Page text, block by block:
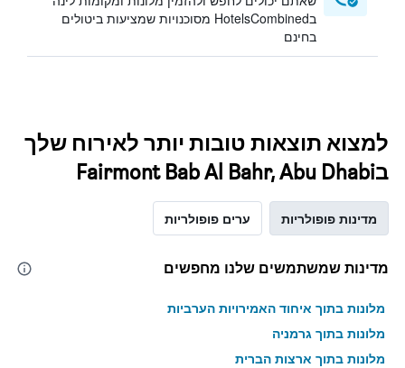
בHotelsCombined מסוכנויות שמציעות ביטולים
בחינם
למצוא תוצאות טובות יותר לאירוח שלך
בFairmont Bab Al Bahr, Abu Dhabi
מדינות פופולריות ערים פופולריות
מדינות שמשתמשים שלנו מחפשים
מלונות בתוך איחוד האמירויות הערביות
מלונות בתוך גרמניה
מלונות בתוך ארצות הברית